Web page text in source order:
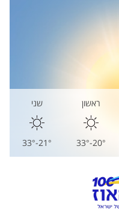
ראשון
20°-33°
שני
21°-33°